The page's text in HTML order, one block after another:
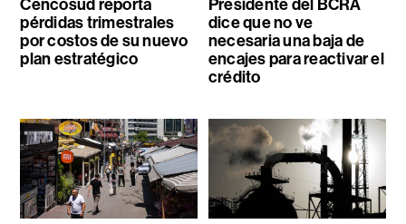
Cencosud reporta
pérdidas trimestrales
por costos de su nuevo
plan estratégico
Presidente del BCRA
dice que no ve
necesaria una baja de
encajes para reactivar el
crédito